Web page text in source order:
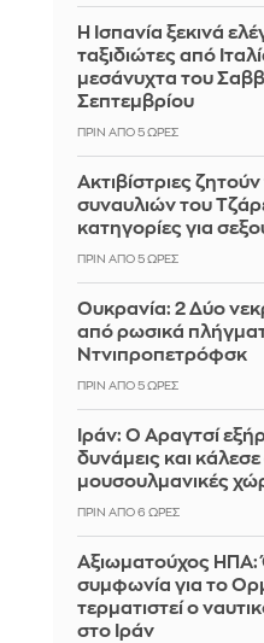
Η Ισπανία ξεκινά
ταξιδιώτες από
μεσάνυχτα του
Σεπτεμβρίου
ΠΡΙΝ ΑΠΌ 5 ΏΡΕΣ
Ακτιβίστριες
συναυλιών του
κατηγορίες για
ΠΡΙΝ ΑΠΌ 5 ΏΡΕΣ
Ουκρανία: 2 Δύο
από ρωσικά
Ντνιπροπετρόφσκ
ΠΡΙΝ ΑΠΌ 5 ΏΡΕΣ
Ιράν: Ο Αραγτσί
δυνάμεις και κάλεσε
μουσουλμανικές
ΠΡΙΝ ΑΠΌ 6 ΏΡΕΣ
Αξιωματούχος ΗΠΑ:
συμφωνία για το
τερματιστεί ο
στο Ιράν